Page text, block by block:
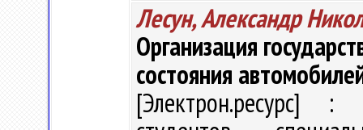
Лесун, Александр
Организация
состояния
[Электрон.ресурс] :